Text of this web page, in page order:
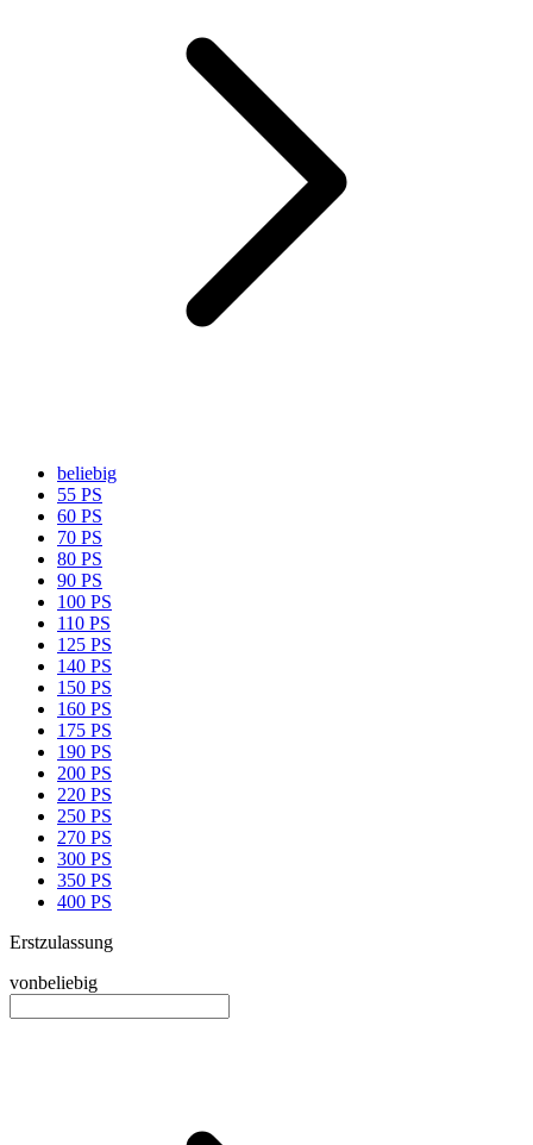
beliebig
55 PS
60 PS
70 PS
80 PS
90 PS
100 PS
110 PS
125 PS
140 PS
150 PS
160 PS
175 PS
190 PS
200 PS
220 PS
250 PS
270 PS
300 PS
350 PS
400 PS
Erstzulassung
vonbeliebig